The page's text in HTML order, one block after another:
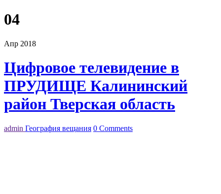
04
Апр 2018
Цифровое телевидение в
ПРУДИЩЕ Калининский
район Тверская область
admin География вещания 0 Comments